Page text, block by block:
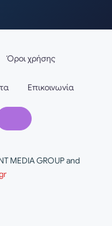
MEDIA GROUP and
Όροι χρήσης
Επικοινωνία